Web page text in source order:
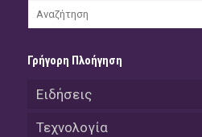
Γρήγορη Πλοήγηση
Ειδήσεις
Τεχνολογία